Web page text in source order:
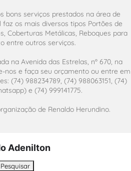
bons serviços prestados na área de
os mais diversos tipos Portões de
Coberturas Metálicas, Reboques para
entre outros serviços.
na Avenida das Estrelas, nº 670, na
nos e faça seu orçamento ou entre em
(74) 988234789, (74) 988063151, (74)
e (74) 999141775.
de Renaldo Herundino.
Adenilton